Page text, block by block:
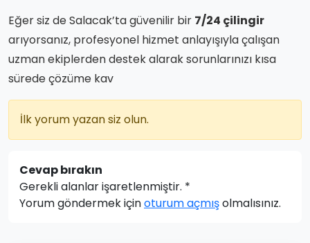
Eğer siz de Salacak’ta güvenilir bir 7/24 çilingir
arıyorsanız, profesyonel hizmet anlayışıyla çalışan
uzman ekiplerden destek alarak sorunlarınızı kısa
sürede çözüme kav
İlk yorum yazan siz olun.
Cevap bırakın
Gerekli alanlar işaretlenmiştir. *
Yorum göndermek içinoturum açmışolmalısınız.